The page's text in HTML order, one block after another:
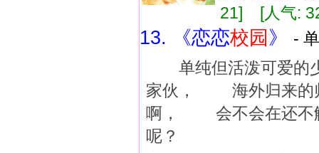
21] [人气:
13. 《恋恋校园 》
-
单纯但活泼可爱的
家伙， 海外归来的
啊， 会不会在还不
呢？